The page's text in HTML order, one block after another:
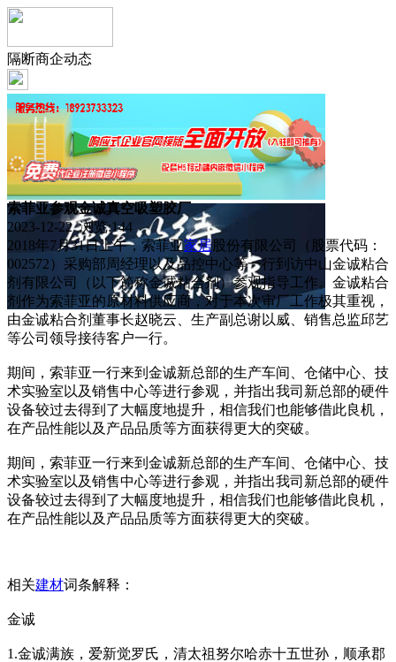
隔断商企动态
索菲亚参观金诚真空吸塑胶厂
2023-12-22 浏览:144
2018年7月31日上午，索菲亚家居股份有限公司（股票代码：
002572）采购部周经理以及品控中心等一行到访中山金诚粘合
剂有限公司（以下简称金诚粘合剂）参观指导工作。金诚粘合
剂作为索菲亚的原材料供应商，对于本次审厂工作极其重视，
由金诚粘合剂董事长赵晓云、生产副总谢以威、销售总监邱艺
等公司领导接待客户一行。
期间，索菲亚一行来到金诚新总部的生产车间、仓储中心、技
术实验室以及销售中心等进行参观，并指出我司新总部的硬件
设备较过去得到了大幅度地提升，相信我们也能够借此良机，
在产品性能以及产品品质等方面获得更大的突破。
期间，索菲亚一行来到金诚新总部的生产车间、仓储中心、技
术实验室以及销售中心等进行参观，并指出我司新总部的硬件
设备较过去得到了大幅度地提升，相信我们也能够借此良机，
在产品性能以及产品品质等方面获得更大的突破。
相关建材词条解释：
金诚
1.金诚满族，爱新觉罗氏，清太祖努尔哈赤十五世孙，顺承郡